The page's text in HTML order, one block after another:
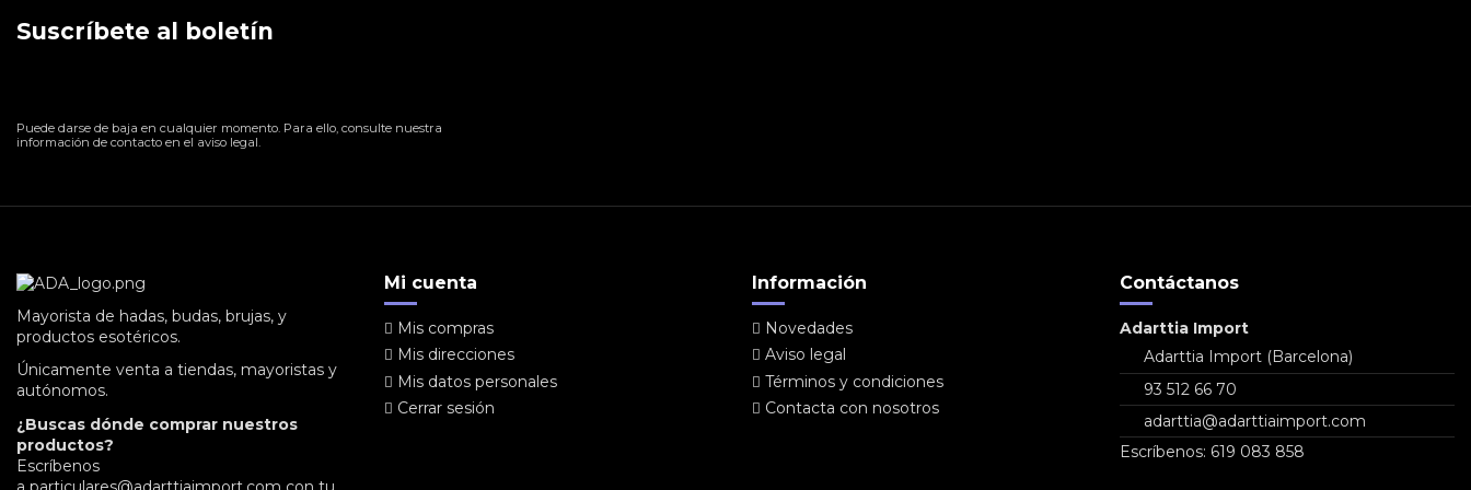
Suscríbete al boletín
Puede darse de baja en cualquier momento. Para ello, consulte nuestra
información de contacto en el aviso legal.
Mayorista de hadas, budas, brujas, y
productos esotéricos.
Únicamente venta a tiendas, mayoristas y
autónomos.
¿Buscas dónde comprar nuestros
productos?
Escríbenos
Mi cuenta
Mis compras
Mis direcciones
Mis datos personales
Cerrar sesión
Información
Novedades
Aviso legal
Términos y condiciones
Contacta con nosotros
Contáctanos
Adarttia Import
Adarttia Import (Barcelona)
93 512 66 70
adarttia@adarttiaimport.com
Escríbenos: 619 083 858